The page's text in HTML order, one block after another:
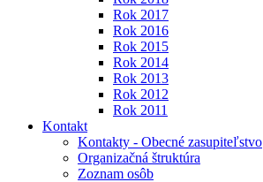
Rok 2017
Rok 2016
Rok 2015
Rok 2014
Rok 2013
Rok 2012
Rok 2011
Kontakt
Kontakty - Obecné zasupiteľstvo
Organizačná štruktúra
Zoznam osôb